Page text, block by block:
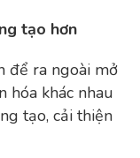
tạo hơn
để ra ngoài mở
hóa khác nhau
tạo, cải thiện